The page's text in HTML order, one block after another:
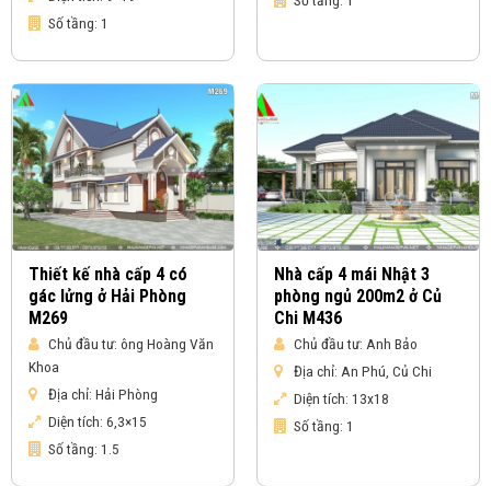
Số tầng: 1
Thiết kế nhà cấp 4 có
gác lửng ở Hải Phòng
M269
Chủ đầu tư: ông Hoàng Văn
Khoa
Địa chỉ: Hải Phòng
Diện tích: 6,3×15
Số tầng: 1.5
Nhà cấp 4 mái Nhật 3
phòng ngủ 200m2 ở Củ
Chi M436
Chủ đầu tư: Anh Bảo
Địa chỉ: An Phú, Củ Chi
Diện tích: 13x18
Số tầng: 1